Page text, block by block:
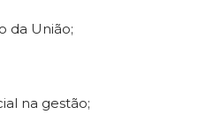
da União;
na gestão;